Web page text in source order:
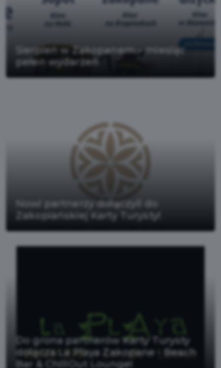
Sierpień w Zakopanem – miesiąc
pełen wydarzeń
Nowi partnerzy dołączyli do
Zakopiańskiej Karty Turysty!
Do grona partnerów Karty Turysty
dołącza La Playa Zakopane - Beach
Bar & ChillOut Lounge!